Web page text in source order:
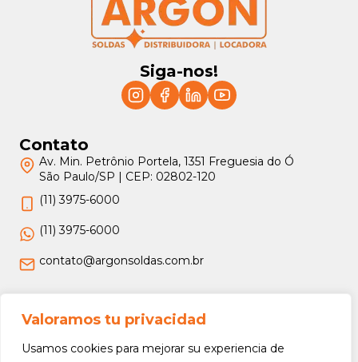
Valoramos tu privacidad
Usamos cookies para mejorar su experiencia de
Siga-nos!
Contato
Av. Min. Petrônio Portela, 1351 Freguesia do Ó
São Paulo/SP | CEP: 02802-120
(11) 3975-6000
(11) 3975-6000
contato@argonsoldas.com.br
Jurídico
Termos e Condições
Política de Privacidade